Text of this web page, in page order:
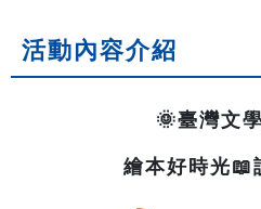
活動內容介紹
🌞臺灣文
繪本好時光📖